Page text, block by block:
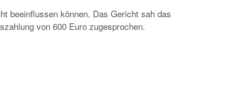
beeinflussen können. Das Gericht sah das
von 600 Euro zugesprochen.